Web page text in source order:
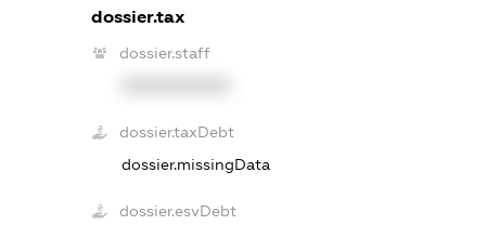
dossier.tax
dossier.staff
dossier.taxDebt
dossier.missingData
dossier.esvDebt